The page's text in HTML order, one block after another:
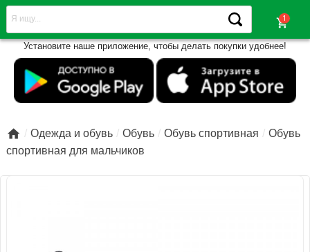
shopping_cart
Установите наше приложение, чтобы делать покупки удобнее!
 Одежда и обувь Обувь Обувь спортивная
Обувь
спортивная для мальчиков